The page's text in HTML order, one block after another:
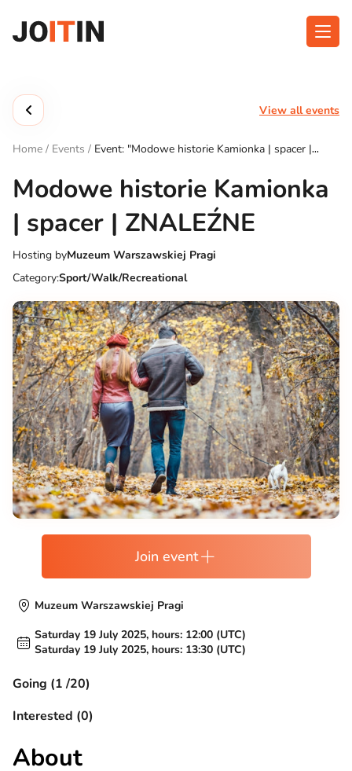
content
Get the App:
View all events
Home / Events / Event: "Modowe historie Kamionka | spacer |
Modowe historie Kamionka
| spacer | ZNALEŹNE
Hosting byMuzeum Warszawskiej Pragi
Category:Sport/Walk/Recreational
Join event
Muzeum Warszawskiej Pragi
Saturday 19 July 2025, hours: 12:00 (UTC)
Saturday 19 July 2025, hours: 13:30 (UTC)
Going (1 /20)
Interested (0)
About